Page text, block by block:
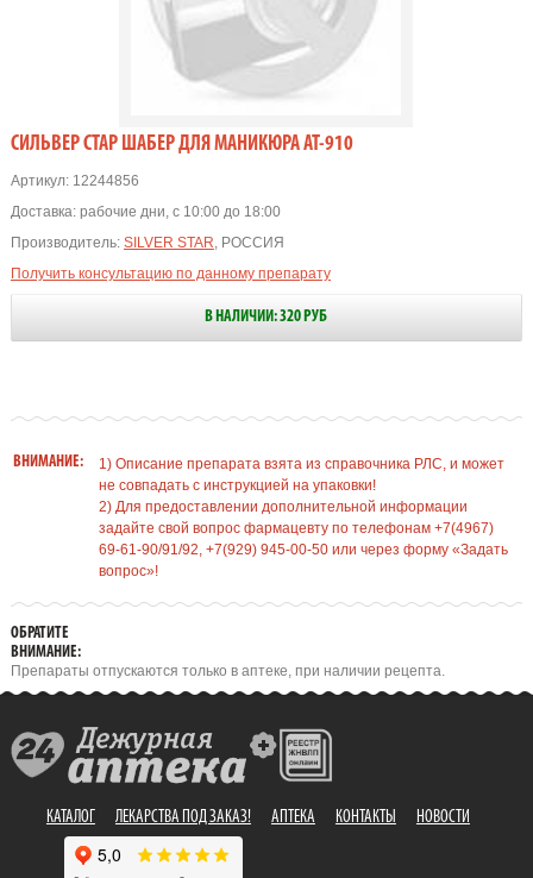
СИЛЬВЕР СТАР ШАБЕР ДЛЯ МАНИКЮРА АТ-910
Артикул:12244856
Доставка: рабочие дни, с 10:00 до 18:00
Производитель: SILVER STAR, РОССИЯ
Получить консультацию по данному препарату
В НАЛИЧИИ: 320 РУБ
ВНИМАНИЕ:
1) Описание препарата взята из справочника РЛС, и может
не совпадать с инструкцией на упаковки!
2) Для предоставлении дополнительной информации
задайте свой вопрос фармацевту по телефонам +7(4967)
69-61-90/91/92, +7(929) 945-00-50 или через форму «Задать
вопрос»!
ОБРАТИТЕ
ВНИМАНИЕ:
Препараты отпускаются только в аптеке, при наличии рецепта.
КАТАЛОГ ЛЕКАРСТВА ПОД ЗАКАЗ! АПТЕКА КОНТАКТЫ НОВОСТИ